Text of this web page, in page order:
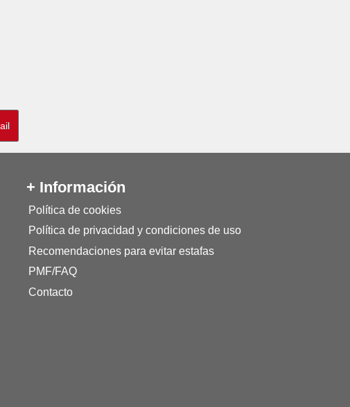
+ Información
Política de cookies
Política de privacidad y condiciones de uso
Recomendaciones para evitar estafas
PMF/FAQ
Contacto